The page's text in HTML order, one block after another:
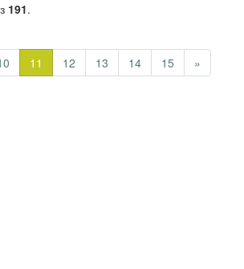
191.
11 12 13 14 15 »